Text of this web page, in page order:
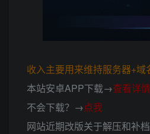
收入主要用来维持服务器+
本站安卓APP下载→查看详情
不会下载？→点我
网站近期改版关于解压和补